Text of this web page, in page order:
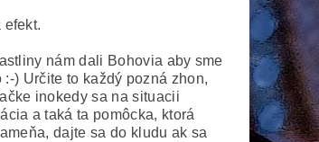
nám dali Bohovia aby sme
) Určite to každý pozná zhon,
inokedy sa na situacii
a taká ta pomôcka, ktorá
dajte sa do kludu ak sa